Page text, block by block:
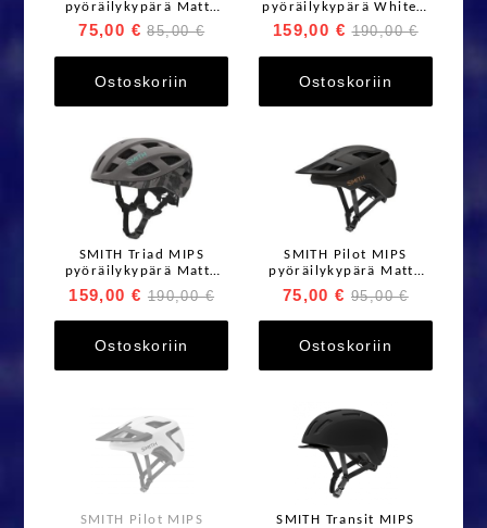
pyöräilykypärä Matte
Indigo
75,00 € 85,00 €
Ostoskoriin
pyöräilykypärä White /
Matte White
159,00 € 190,00 €
Ostoskoriin
SMITH Triad MIPS
pyöräilykypärä Matte
Ash / Roam
159,00 € 190,00 €
Ostoskoriin
SMITH Pilot MIPS
pyöräilykypärä Matte
Gravy
75,00 € 95,00 €
Ostoskoriin
SMITH Pilot MIPS SMITH Transit MIPS